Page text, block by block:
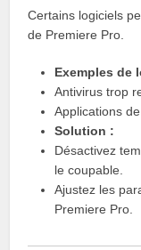
Certains logiciels
de Premiere Pro.
Exemples de
Antivirus trop
Applications
Solution :
Désactivez
le coupable.
Ajustez les
Premiere Pro.